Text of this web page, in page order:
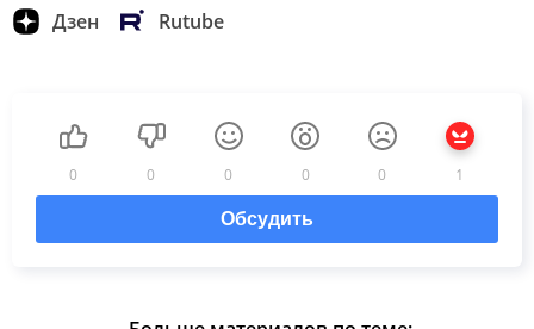
Дзен Rutube
0 0 0 0 0 1
Обсудить